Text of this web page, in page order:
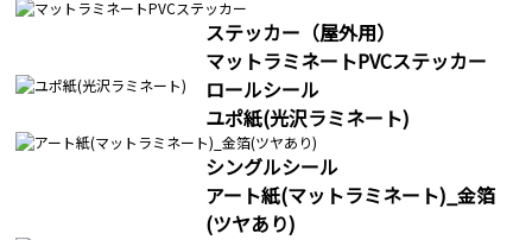
ステッカー（屋外用）
マットラミネートPVCステッカー
ロールシール
ユポ紙(光沢ラミネート)
シングルシール
アート紙(マットラミネート)_金箔
(ツヤあり)